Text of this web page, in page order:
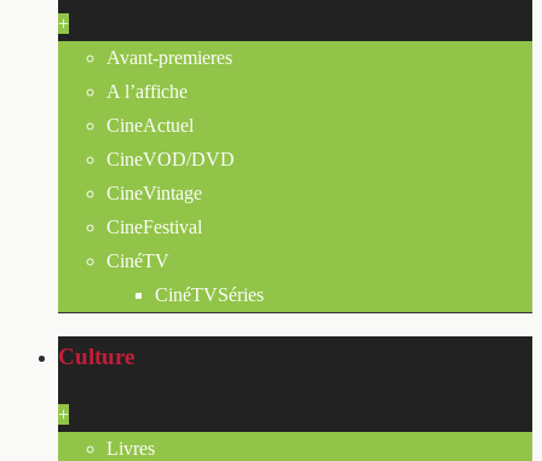
+
Avant-premieres
A l’affiche
CineActuel
CineVOD/DVD
CineVintage
CineFestival
CinéTV
CinéTVSéries
Culture
+
Livres